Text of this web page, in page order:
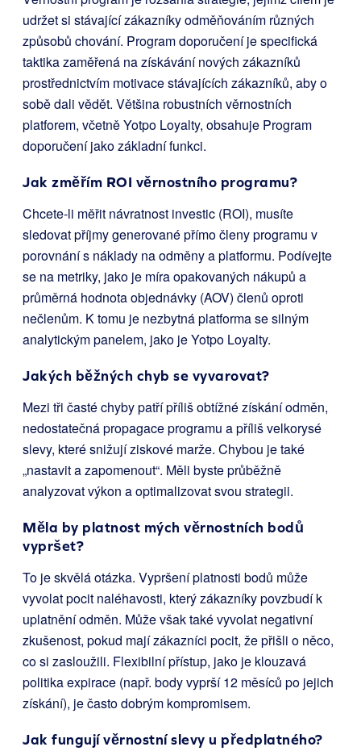
udržet si stávající zákazníky odměňováním různých
způsobů chování. Program doporučení je specifická
taktika zaměřená na získávání nových zákazníků
prostřednictvím motivace stávajících zákazníků, aby o
sobě dali vědět. Většina robustních věrnostních
platforem, včetně Yotpo Loyalty, obsahuje Program
doporučení jako základní funkci.
Jak změřím ROI věrnostního programu?
Chcete-li měřit návratnost investic (ROI), musíte
sledovat příjmy generované přímo členy programu v
porovnání s náklady na odměny a platformu. Podívejte
se na metriky, jako je míra opakovaných nákupů a
průměrná hodnota objednávky (AOV) členů oproti
nečlenům. K tomu je nezbytná platforma se silným
analytickým panelem, jako je Yotpo Loyalty.
Jakých běžných chyb se vyvarovat?
Mezi tři časté chyby patří příliš obtížné získání odměn,
nedostatečná propagace programu a příliš velkorysé
slevy, které snižují ziskové marže. Chybou je také
„nastavit a zapomenout“. Měli byste průběžně
analyzovat výkon a optimalizovat svou strategii.
Měla by platnost mých věrnostních bodů
vypršet?
To je skvělá otázka. Vypršení platnosti bodů může
vyvolat pocit naléhavosti, který zákazníky povzbudí k
uplatnění odměn. Může však také vyvolat negativní
zkušenost, pokud mají zákazníci pocit, že přišli o něco,
co si zasloužili. Flexibilní přístup, jako je klouzavá
politika expirace (např. body vyprší 12 měsíců po jejich
získání), je často dobrým kompromisem.
Jak fungují věrnostní slevy u předplatného?